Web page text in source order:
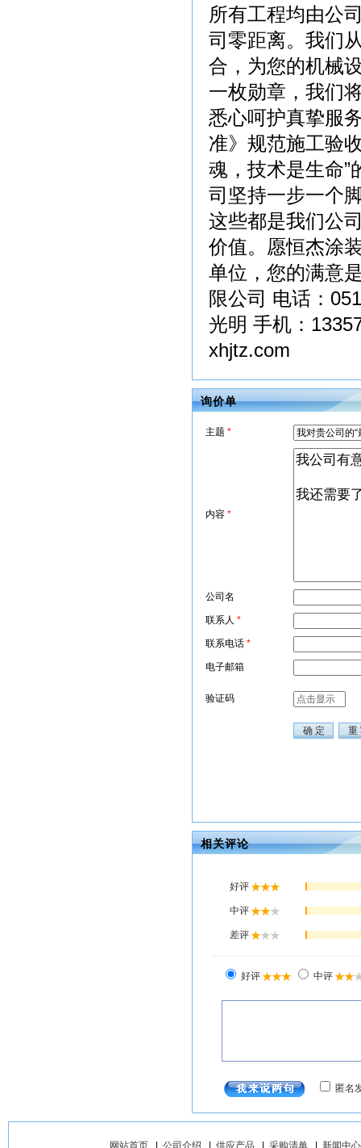
所有工程均由公
司零距离。我们
合，为您的机械
一枚勋章，我们
悉心呵护真挚服
准》规范施工验
魂，技术是生命”
司坚持一步一个
这些都是我们公
价值。愿恒杰涂
单位，您的满意
限公司 电话：
光明 手机：
xhjtz.com
询价单
相关评论
网站首页 公司介绍 供应产品 采购清单 新闻中心